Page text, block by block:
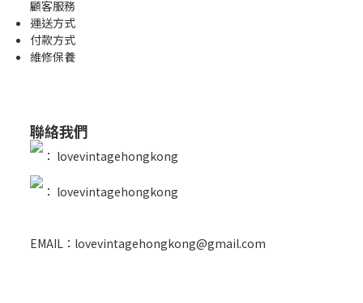
顧客服務
運送方式
付款方式
維修保養
聯絡我們
： lovevintagehongkong
： lovevintagehongkong
EMAIL：lovevintagehongkong@gmail.com